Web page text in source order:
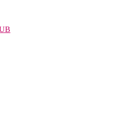
v roce 2020, prostornější
s rozkládací pohovkou a
ložnice, prostornější (cca
koutem, oddělená ložnice,
a kuchyňským koutem,
každé místnosti, prostornější (cca